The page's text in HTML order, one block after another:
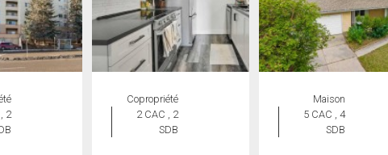
2
Copropriété
2 CAC , 2
SDB
Maison
5 CAC , 4
SDB